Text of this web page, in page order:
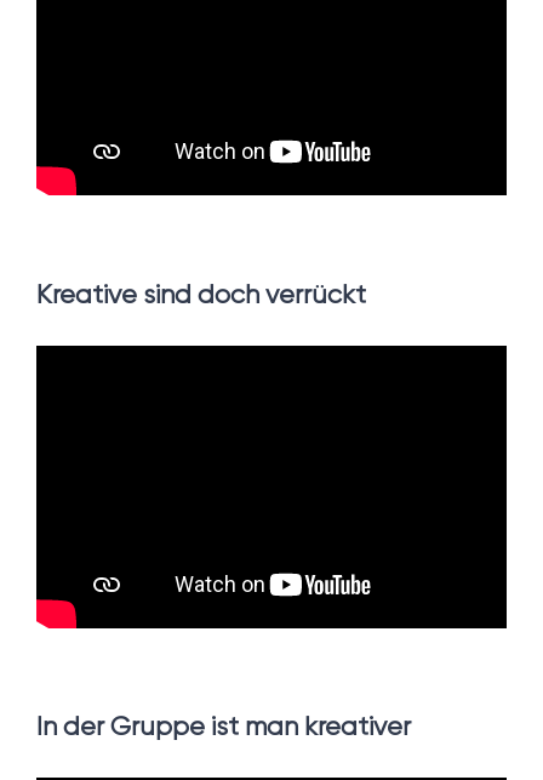
Kreative sind doch verrückt
In der Gruppe ist man kreativer